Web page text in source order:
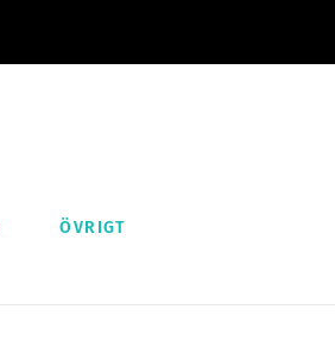
ÖVRIGT